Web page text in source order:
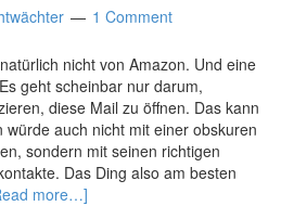
1 Comment
nicht von Amazon. Und eine
geht scheinbar nur darum,
diese Mail zu öffnen. Das kann
würde auch nicht mit einer obskuren
sondern mit seinen richtigen
Das Ding also am besten
more…]